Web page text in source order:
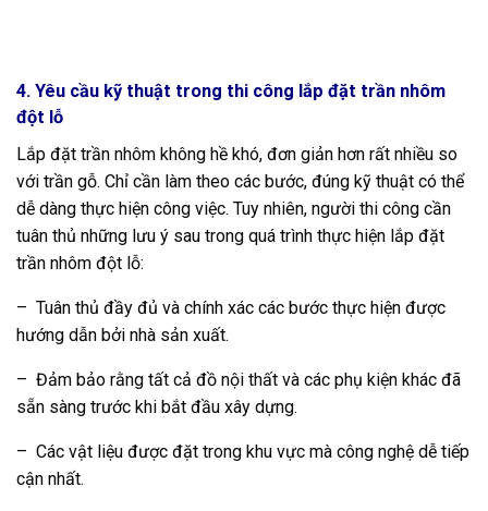
4. Yêu cầu kỹ thuật trong thi công lắp đặt trần nhôm
đột lỗ
Lắp đặt trần nhôm không hề khó, đơn giản hơn rất nhiều so
với trần gỗ. Chỉ cần làm theo các bước, đúng kỹ thuật có thể
dễ dàng thực hiện công việc. Tuy nhiên, người thi công cần
tuân thủ những lưu ý sau trong quá trình thực hiện lắp đặt
trần nhôm đột lỗ:
– Tuân thủ đầy đủ và chính xác các bước thực hiện được
hướng dẫn bởi nhà sản xuất.
– Đảm bảo rằng tất cả đồ nội thất và các phụ kiện khác đã
sẵn sàng trước khi bắt đầu xây dựng.
– Các vật liệu được đặt trong khu vực mà công nghệ dễ tiếp
cận nhất.